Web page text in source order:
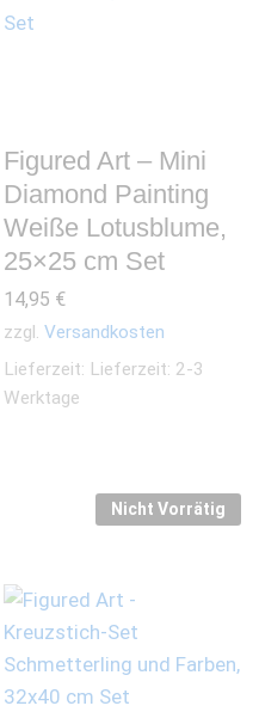
Figured Art – Mini
Diamond Painting
Weiße Lotusblume,
25×25 cm Set
14,95 €
zzgl. Versandkosten
Lieferzeit: Lieferzeit: 2-3
Werktage
Nicht Vorrätig